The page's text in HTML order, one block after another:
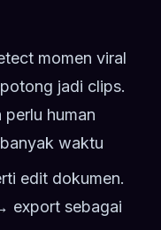
momen viral
jadi clips.
human
waktu
edit dokumen.
export sebagai